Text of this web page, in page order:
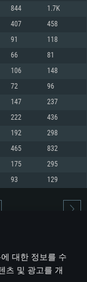
대한 정보를 수
츠 및 광고를 개
77XX / NVIDIA
하지 않습니다)
혹은 이와 비슷한 성
를 지원하는 NVIDIA
그래픽 드라이버를 지
를 지원하는 NVIDIA
신 그래픽 드라이버를
도 720p) 이상
844 1.7K
407 458
91 118
66 81
106 148
72 96
147 237
222 436
192 298
465 832
175 295
93 129